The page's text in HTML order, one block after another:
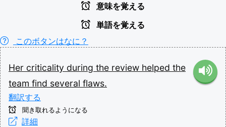
意味を覚える
単語を覚える
このボタンはなに？
Her criticality during the review helped the
team find several flaws.
翻訳する
聞き取れるようになる
詳細